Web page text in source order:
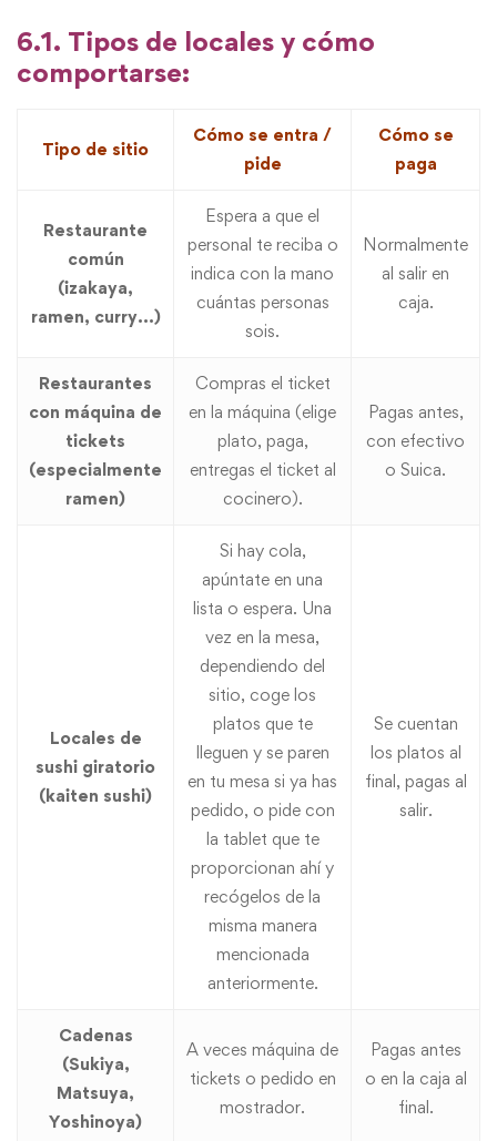
6.1. Tipos de locales y cómo
comportarse:
Tipo de sitio
Cómo se entra /
pide
Cómo se
paga
Restaurante
común
(izakaya,
ramen, curry…)
Espera a que el
personal te reciba o
indica con la mano
cuántas personas
sois.
Normalmente
al salir en
caja.
Restaurantes
con máquina de
tickets
(especialmente
ramen)
Compras el ticket
en la máquina (elige
plato, paga,
entregas el ticket al
cocinero).
Pagas antes,
con efectivo
o Suica.
Locales de
sushi giratorio
(kaiten sushi)
Si hay cola,
apúntate en una
lista o espera. Una
vez en la mesa,
dependiendo del
sitio, coge los
platos que te
lleguen y se paren
en tu mesa si ya has
pedido, o pide con
la tablet que te
proporcionan ahí y
recógelos de la
misma manera
mencionada
anteriormente.
Se cuentan
los platos al
final, pagas al
salir.
Cadenas
(Sukiya,
Matsuya,
Yoshinoya)
A veces máquina de
tickets o pedido en
mostrador.
Pagas antes
o en la caja al
final.